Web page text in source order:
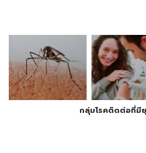
กลุ่มโรคติดต่อที่มียุ